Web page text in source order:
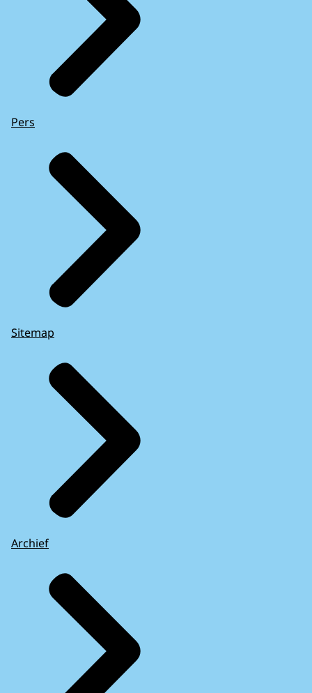
Pers
Sitemap
Archief